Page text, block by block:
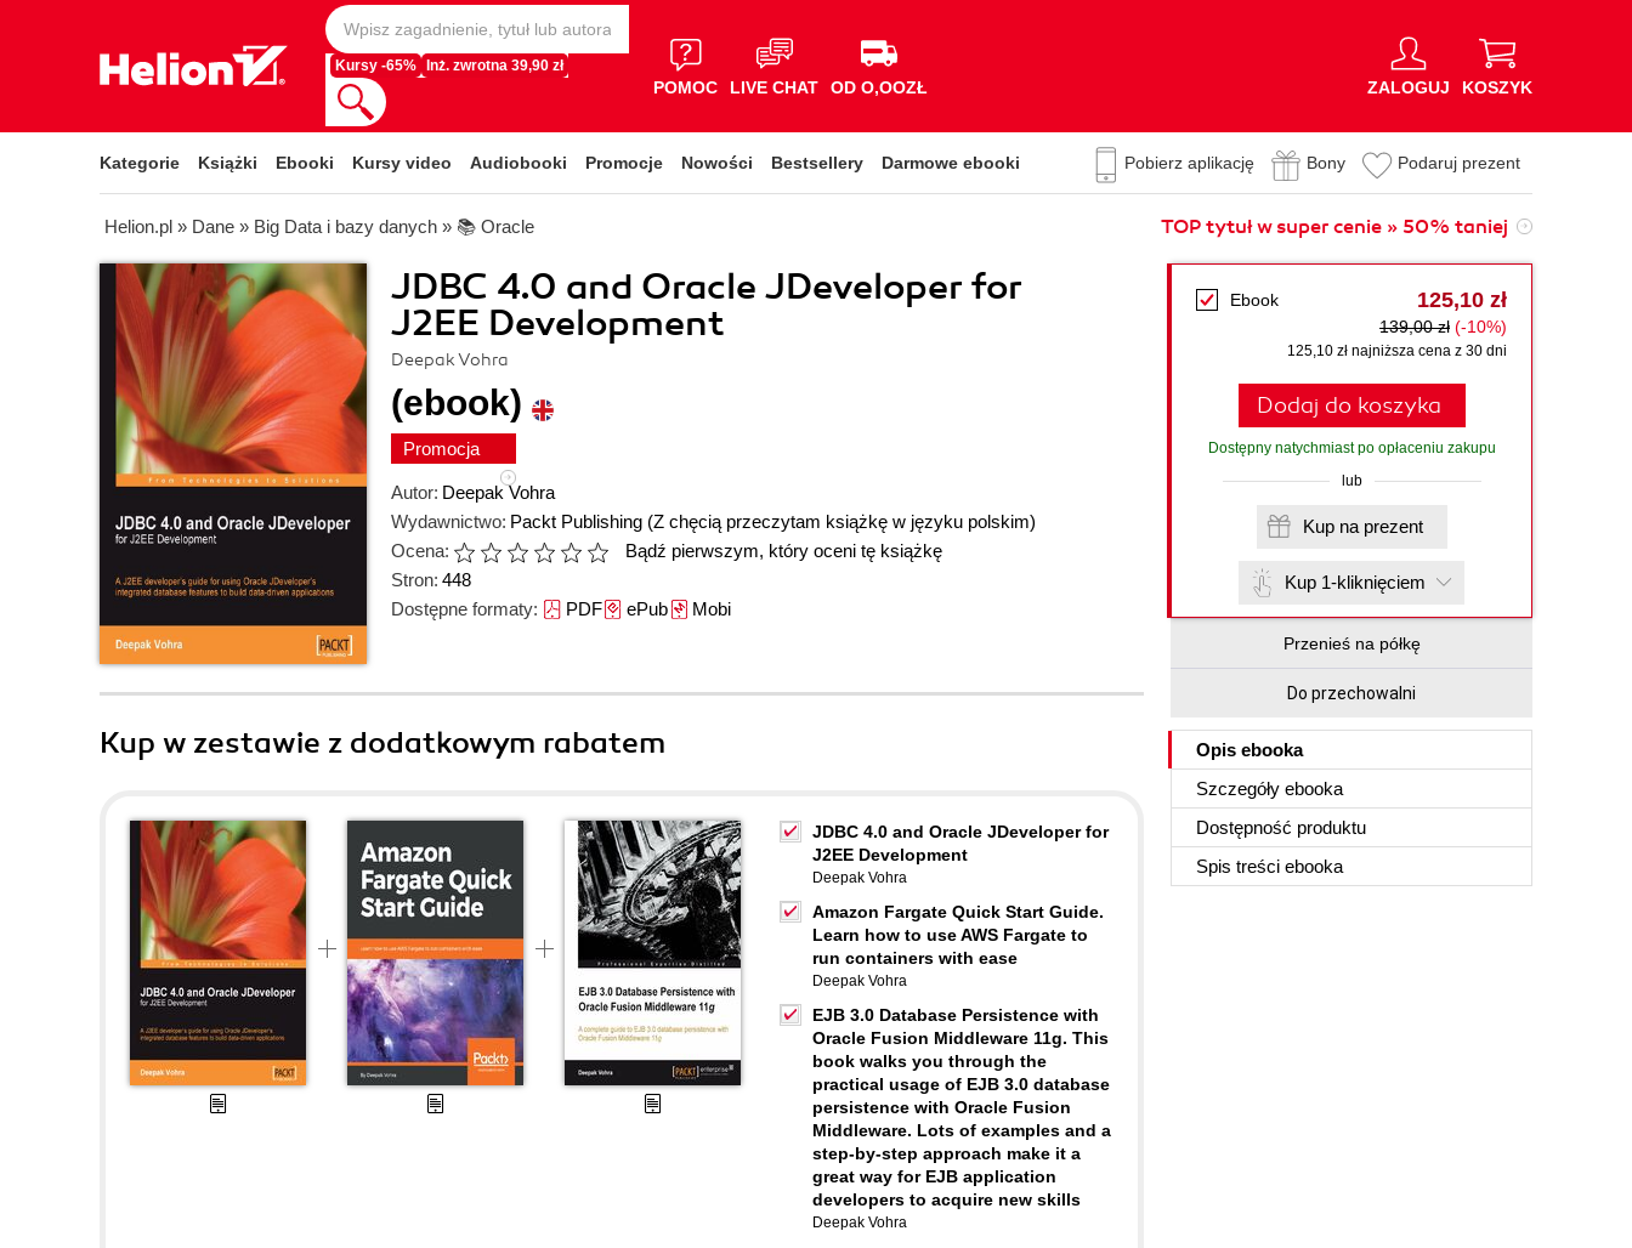
Kursy -65% Inż. zwrotna 39,90 zł
POMOC LIVE CHAT OD O,OOZŁ ZALOGUJ KOSZYK
Kategorie Książki Ebooki Kursy video Audiobooki Promocje Nowości Bestsellery Darmowe ebooki Pobierz aplikację Bony Podaruj prezent
Helion.pl » Dane » Big Data i bazy danych » 📚 Oracle TOP tytuł w super cenie » 50% taniej
JDBC 4.0 and Oracle JDeveloper for
J2EE Development
Deepak Vohra
(ebook)
Promocja
Autor: Deepak Vohra
Wydawnictwo: Packt Publishing (Z chęcią przeczytam książkę w języku polskim)
Ocena:
Bądź pierwszym, który oceni tę książkę
Stron: 448
Dostępne formaty: PDFePubMobi
Ebook 125,10 zł
139,00 zł (-10%)
125,10 zł najniższa cena z 30 dni
Dodaj do koszyka
Dostępny natychmiast po opłaceniu zakupu
lub
Kup na prezent
Kup 1-kliknięciem
Przenieś na półkę
Do przechowalni
Opis ebooka
Szczegóły ebooka
Dostępność produktu
Spis treści ebooka
Kup w zestawie z dodatkowym rabatem
JDBC 4.0 and Oracle JDeveloper for
J2EE Development
Deepak Vohra
Amazon Fargate Quick Start Guide.
Learn how to use AWS Fargate to
run containers with ease
Deepak Vohra
EJB 3.0 Database Persistence with
Oracle Fusion Middleware 11g. This
book walks you through the
practical usage of EJB 3.0 database
persistence with Oracle Fusion
Middleware. Lots of examples and a
step-by-step approach make it a
great way for EJB application
developers to acquire new skills
Deepak Vohra